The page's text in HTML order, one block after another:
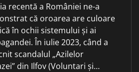
recentă a României ne-a
că oroarea are culoare
în ochii sistemului și ai
În iulie 2023, când a
scandalul „Azilelor
din Ilfov (Voluntari și…